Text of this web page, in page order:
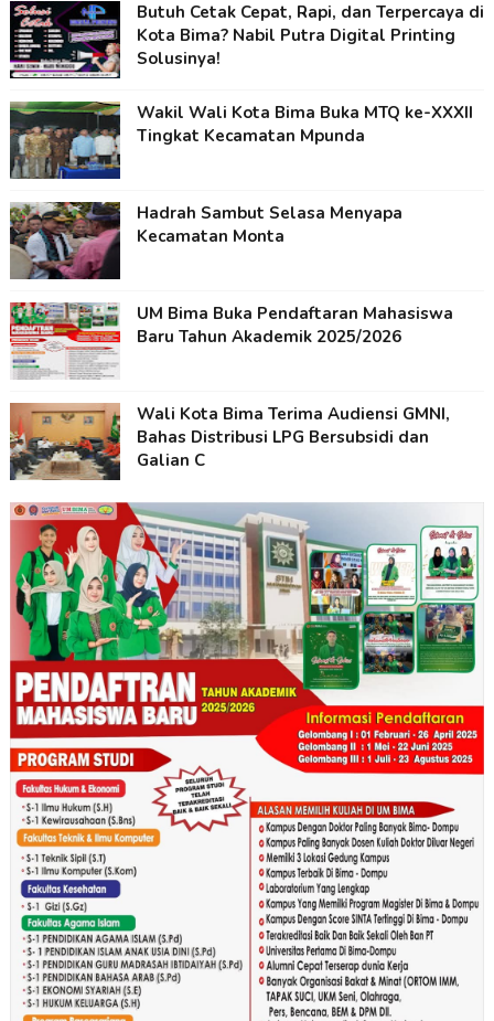
Butuh Cetak Cepat, Rapi, dan Terpercaya di
Kota Bima? Nabil Putra Digital Printing
Solusinya!
Wakil Wali Kota Bima Buka MTQ ke-XXXII
Tingkat Kecamatan Mpunda
Hadrah Sambut Selasa Menyapa
Kecamatan Monta
UM Bima Buka Pendaftaran Mahasiswa
Baru Tahun Akademik 2025/2026
Wali Kota Bima Terima Audiensi GMNI,
Bahas Distribusi LPG Bersubsidi dan
Galian C